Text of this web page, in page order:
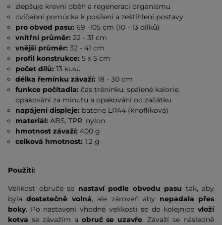
zlepšuje krevní oběh a regeneraci organismu
cvičební pomůcka k posílení a zeštíhlení postavy
pro obvod pasu: 69 -105 cm (10 - 13 dílků)
vnitřní průměr: 22 - 31 cm
vnější průměr: 32 - 41 cm
profil konstrukce: 5 x 5 cm
počet dílů: 13 kusů
délka řemínku závaží:18 - 30 cm
funkce počítadla: čas tréninku, spálené kalorie,
opakování za minutu a opakování od začátku
napájení displeje: baterie LR44 (knoflíková)
materiál: ABS, TPR, nylon
hmotnost závaží: 400 g
celková hmotnost: 1,2 g
Použití:
Velikost obruče se nastaví podle obvodu pasu tak, aby
byladostatečně volná, ale zároveň aby nepadala přes
boky. Po nastavení vhodné velikosti se do kolejnice vloží
kotva se závažím a obruč se uzavře. Závaží se následně